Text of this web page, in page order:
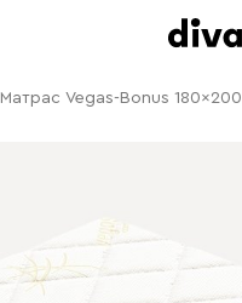
Матрас Vegas-Bonus 180x200